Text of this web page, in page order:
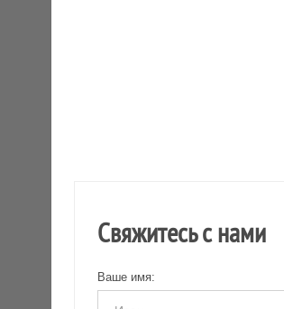
Свяжитесь с нами
Ваше имя: